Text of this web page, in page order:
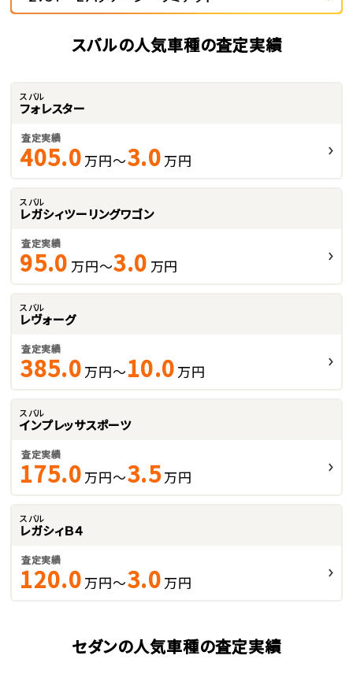
スバルの人気車種の査定実績
スバル
フォレスター
査定実績
405.0 万円～3.0 万円
スバル
レガシィツーリングワゴン
査定実績
95.0 万円～3.0 万円
スバル
レヴォーグ
査定実績
385.0 万円～10.0 万円
スバル
インプレッサスポーツ
査定実績
175.0 万円～3.5万円
スバル
レガシィＢ４
査定実績
120.0 万円～3.0 万円
セダンの人気車種の査定実績